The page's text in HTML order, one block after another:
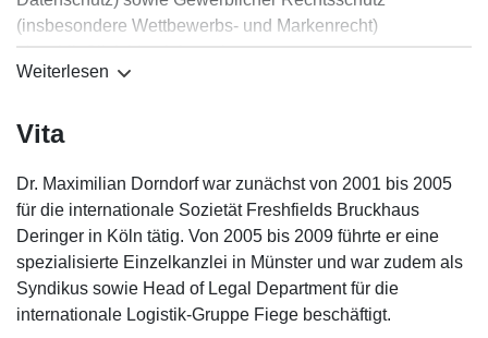
(insbesondere Wettbewerbs- und Markenrecht)
einschließlich Vertriebsrecht.
Beratung in komplexen Outsourcing / Einkaufsprojekten. In
seinen Branchenschwerpunkten berät Dr. Maximilian
Dorndorf umfangreich auch in vertraglichen
Angelegenheiten, etwa zu Software-Lizenzverträgen,
Affiliate-Verträgen und Verträgen über Content Distribution.
Er berät außergerichtlich und in gerichtlichen
Auseinandersetzungen.
Dr. Maximilian Dorndorf ist erfahren und geschätzt in
Weiterlesen
Vita
Dr. Maximilian Dorndorf war zunächst von 2001 bis 2005
für die internationale Sozietät Freshfields Bruckhaus
Deringer in Köln tätig. Von 2005 bis 2009 führte er eine
spezialisierte Einzelkanzlei in Münster und war zudem als
Syndikus sowie Head of Legal Department für die
internationale Logistik-Gruppe Fiege beschäftigt.